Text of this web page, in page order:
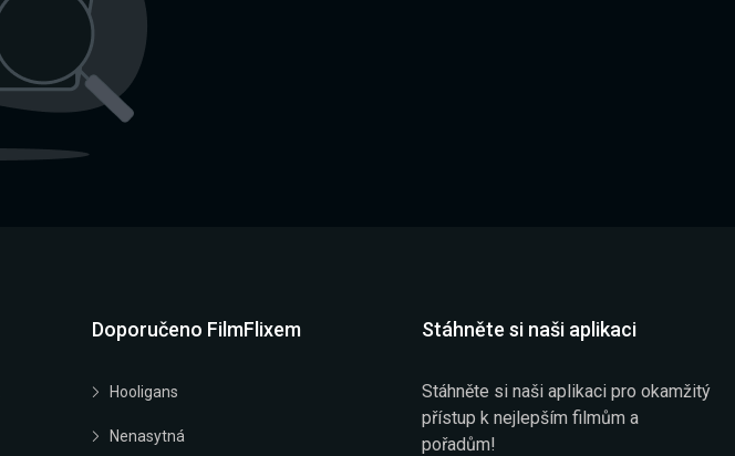
Doporučeno FilmFlixem
Hooligans
Nenasytná
Stáhněte si naši aplikaci
Stáhněte si naši aplikaci pro okamžitý
přístup k nejlepším filmům a
pořadům!